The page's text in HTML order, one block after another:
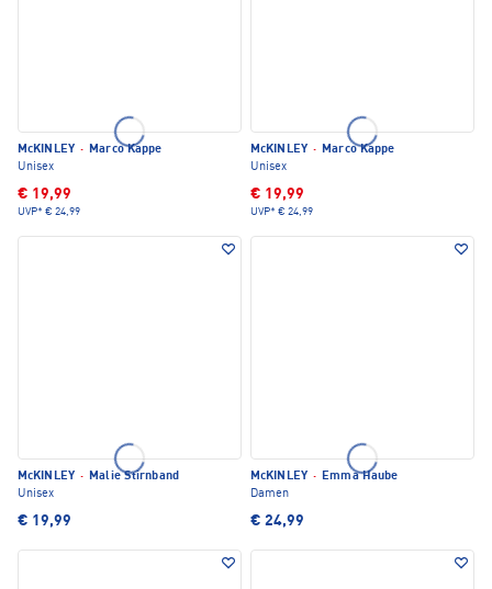
McKINLEY · Marco Kappe
Unisex
€ 19,99
UVP* € 24,99
McKINLEY · Marco Kappe
Unisex
€ 19,99
UVP* € 24,99
McKINLEY · Malie Stirnband
Unisex
€ 19,99
McKINLEY · Emma Haube
Damen
€ 24,99